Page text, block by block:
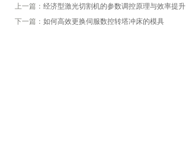
上一篇： 经济型激光切割机的参数调控原理与效率提升
下一篇： 如何高效更换伺服数控转塔冲床的模具